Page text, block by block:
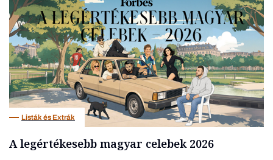
Listák és Extrák
A legértékesebb magyar celebek 2026